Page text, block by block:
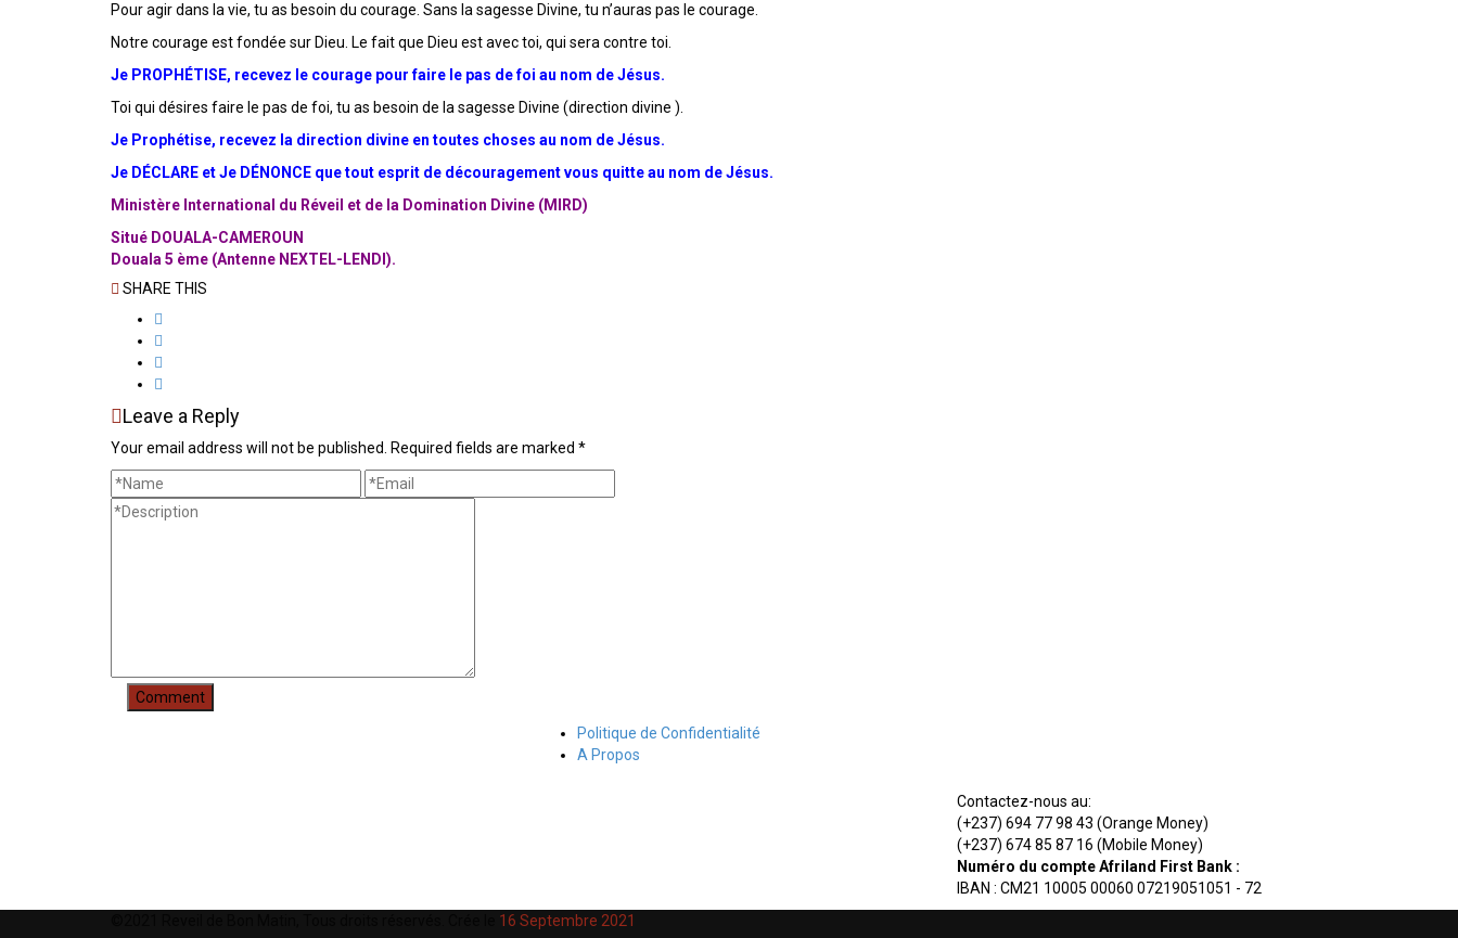
Pour agir dans la vie, tu as besoin du courage. Sans la sagesse Divine, tu n’auras pas le courage.
Notre courage est fondée sur Dieu. Le fait que Dieu est avec toi, qui sera contre toi.
Je PROPHÉTISE, recevez le courage pour faire le pas de foi au nom de Jésus.
Toi qui désires faire le pas de foi, tu as besoin de la sagesse Divine (direction divine ).
Je Prophétise, recevez la direction divine en toutes choses au nom de Jésus.
Je DÉCLARE et Je DÉNONCE que tout esprit de découragement vous quitte au nom de Jésus.
Ministère International du Réveil et de la Domination Divine (MIRD)
Situé DOUALA-CAMEROUN
Douala 5 ème (Antenne NEXTEL-LENDI).
SHARE THIS
Leave a Reply
Your email address will not be published. Required fields are marked *
Politique de Confidentialité
A Propos
Contactez-nous au:
(+237) 694 77 98 43 (Orange Money)
(+237) 674 85 87 16 (Mobile Money)
Numéro du compte Afriland First Bank :
IBAN : CM21 10005 00060 07219051051 - 72
16 Septembre 2021